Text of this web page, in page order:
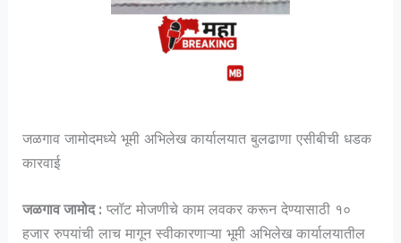
जळगाव जामोदमध्ये भूमी अभिलेख कार्यालयात बुलढाणा एसीबीची धडक
कारवाई
जळगाव जामोद : प्लॉट मोजणीचे काम लवकर करून देण्यासाठी १०
हजार रुपयांची लाच मागून स्वीकारणाऱ्या भूमी अभिलेख कार्यालयातील